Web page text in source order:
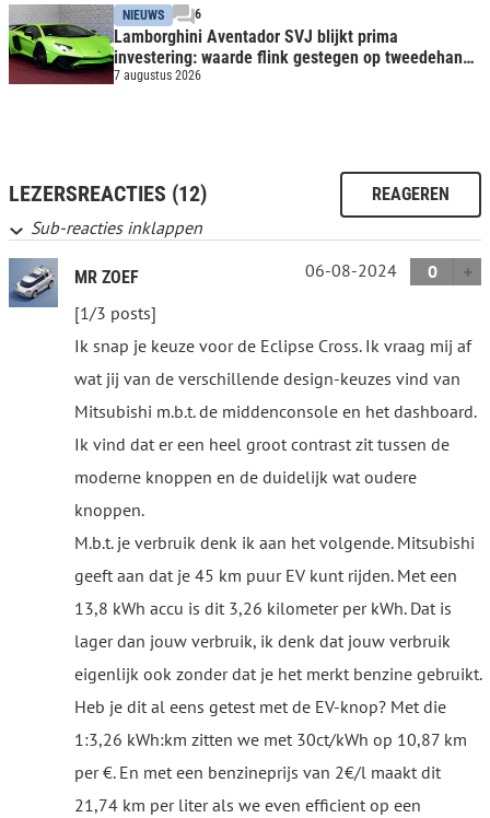
NIEUWS
6
Lamborghini Aventador SVJ blijkt prima
investering: waarde flink gestegen op tweedehands
markt
7 augustus 2026
LEZERSREACTIES (12) REAGEREN
Sub-reacties inklappen
MR ZOEF 06-08-2024
0
[1/3 posts]
Ik snap je keuze voor de Eclipse Cross. Ik vraag mij af
wat jij van de verschillende design-keuzes vind van
Mitsubishi m.b.t. de middenconsole en het dashboard.
Ik vind dat er een heel groot contrast zit tussen de
moderne knoppen en de duidelijk wat oudere
knoppen.
M.b.t. je verbruik denk ik aan het volgende. Mitsubishi
geeft aan dat je 45 km puur EV kunt rijden. Met een
13,8 kWh accu is dit 3,26 kilometer per kWh. Dat is
lager dan jouw verbruik, ik denk dat jouw verbruik
eigenlijk ook zonder dat je het merkt benzine gebruikt.
Heb je dit al eens getest met de EV-knop? Met die
1:3,26 kWh:km zitten we met 30ct/kWh op 10,87 km
per €. En met een benzineprijs van 2€/l maakt dit
21,74 km per liter als we even efficient op een